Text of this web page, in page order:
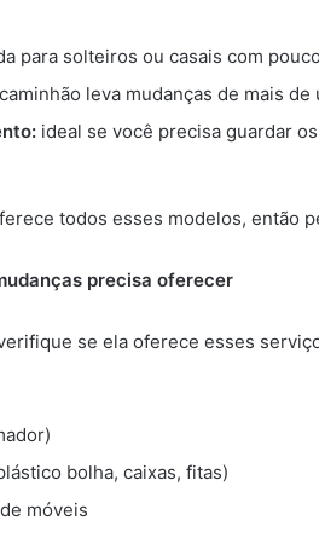
para solteiros ou casais com
leva mudanças de mais
ideal se você precisa guardar
todos esses modelos, então
precisa oferecer
se ela oferece esses
bolha, caixas, fitas)
móveis